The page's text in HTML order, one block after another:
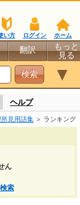
ホーム
ログイン
い方
翻訳
もっと
見る
▼
ヘルプ
見用語集 ＞ ランキング
ん
索